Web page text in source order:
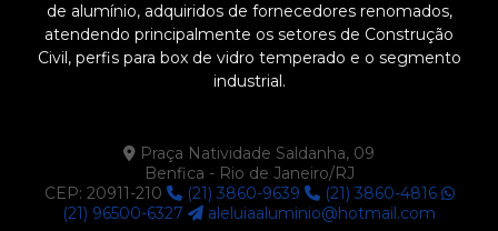
de alumínio, adquiridos de fornecedores renomados,
atendendo principalmente os setores de Construção
Civil, perfis para box de vidro temperado e o segmento
industrial.
Praça Natividade Saldanha, 09
Benfica - Rio de Janeiro/RJ
CEP: 20911-210
(21) 3860-9639
(21) 3860-4816
(21) 96500-6327
aleluiaaluminio@hotmail.com